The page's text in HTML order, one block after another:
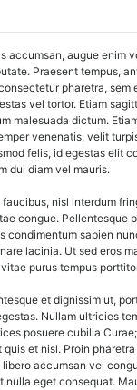
accumsan, augue enim
Praesent tempus,
pharetra,
vel tortor. Etiam
malesuada dictum.
venenatis, velit
felis, id egestas elit
dui diam vel mauris.
nisl interdum
congue. Pellentesque
condimentum sapien
lacinia. Ut sed eros
purus tempus
et dignissim ut,
Nullam ultricies
posuere cubilia
et nisl. Proin
accumsan vel
nulla eget consequat.